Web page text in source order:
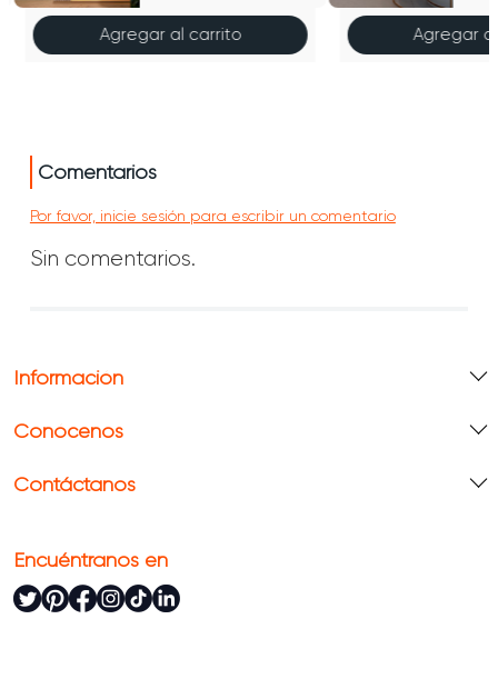
Agregar al carrito Agregar
Comentarios
Por favor, inicie sesión para escribir un comentario
Sin comentarios.
Información
Conócenos
Contáctanos
Encuéntranos en